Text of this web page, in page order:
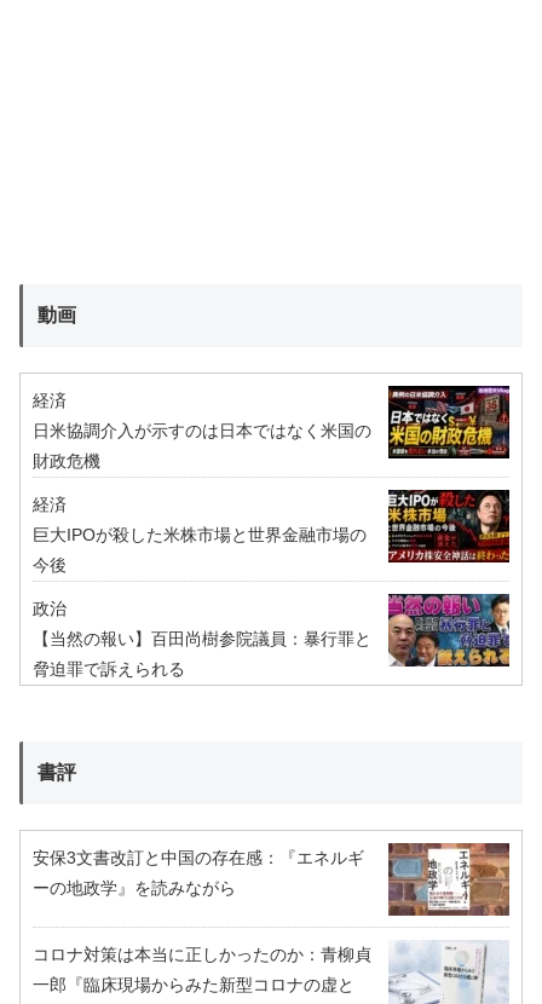
動画
経済
日米協調介入が示すのは日本ではなく米国の
財政危機
経済
巨大IPOが殺した米株市場と世界金融市場の
今後
政治
【当然の報い】百田尚樹参院議員：暴行罪と
脅迫罪で訴えられる
書評
安保3文書改訂と中国の存在感：『エネルギ
ーの地政学』を読みながら
コロナ対策は本当に正しかったのか：青柳貞
一郎『臨床現場からみた新型コロナの虚と